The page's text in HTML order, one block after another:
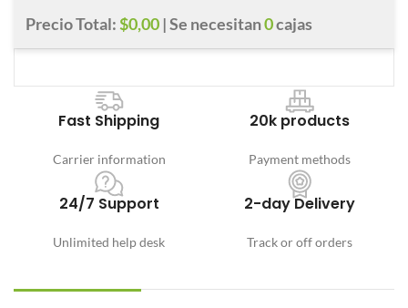
Precio Total:$0,00| Se necesitan0cajas
Fast Shipping
Carrier information
20k products
Payment methods
24/7 Support
Unlimited help desk
2-day Delivery
Track or off orders